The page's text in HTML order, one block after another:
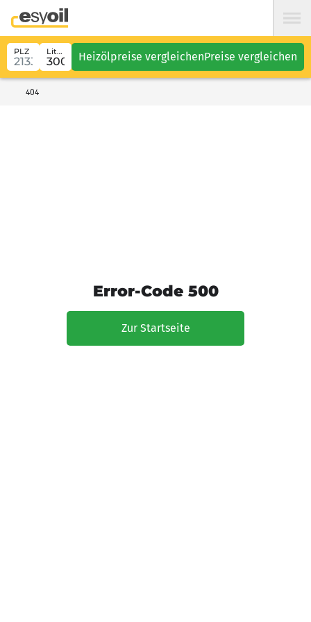
PLZ Liter Heizölpreise vergleichenPreise vergleichen
404
Error-Code 500
Zur Startseite